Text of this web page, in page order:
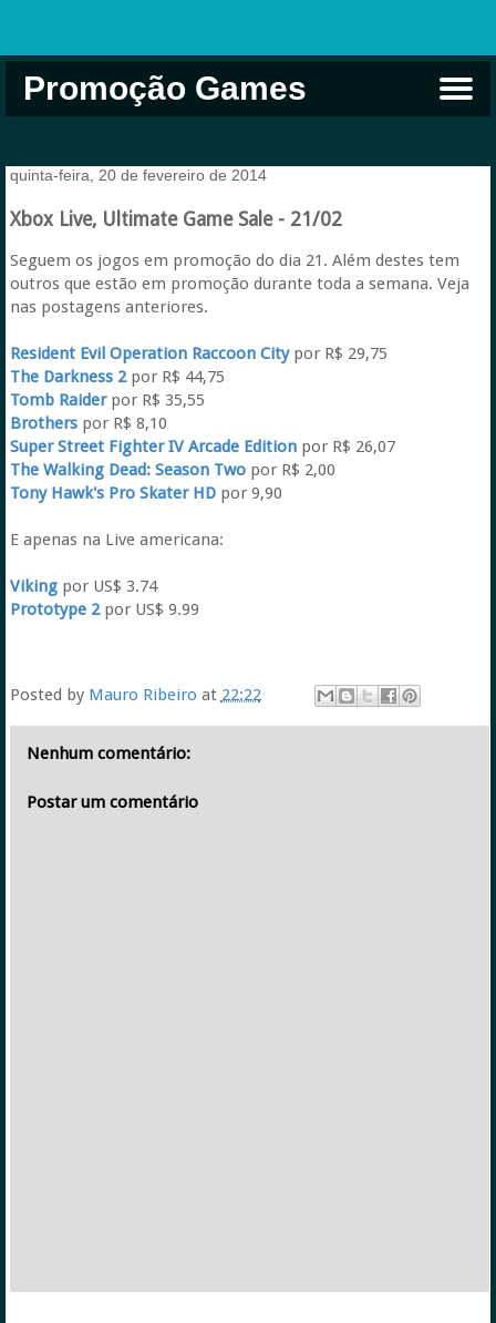
Promoção Games
quinta-feira, 20 de fevereiro de 2014
Xbox Live, Ultimate Game Sale - 21/02
Seguem os jogos em promoção do dia 21. Além destes tem
outros que estão em promoção durante toda a semana. Veja
nas postagens anteriores.
Resident Evil Operation Raccoon Citypor R$ 29,75
The Darkness 2por R$ 44,75
Tomb Raiderpor R$ 35,55
Brotherspor R$ 8,10
Super Street Fighter IV Arcade Editionpor R$ 26,07
The Walking Dead: Season Twopor R$ 2,00
Tony Hawk's Pro Skater HDpor 9,90
E apenas na Live americana:
Vikingpor US$ 3.74
Prototype 2por US$ 9.99
Posted by Mauro Ribeiro at 22:22
Nenhum comentário:
Postar um comentário